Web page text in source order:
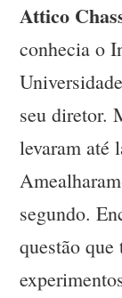
Attico
conhecia o
seu diretor.
levaram até
segundo.
questão